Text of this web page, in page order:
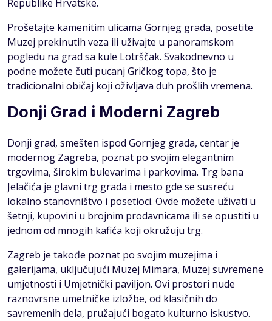
Republike Hrvatske.
Prošetajte kamenitim ulicama Gornjeg grada, posetite
Muzej prekinutih veza ili uživajte u panoramskom
pogledu na grad sa kule Lotrščak. Svakodnevno u
podne možete čuti pucanj Gričkog topa, što je
tradicionalni običaj koji oživljava duh prošlih vremena.
Donji Grad i Moderni Zagreb
Donji grad, smešten ispod Gornjeg grada, centar je
modernog Zagreba, poznat po svojim elegantnim
trgovima, širokim bulevarima i parkovima. Trg bana
Jelačića je glavni trg grada i mesto gde se susreću
lokalno stanovništvo i posetioci. Ovde možete uživati u
šetnji, kupovini u brojnim prodavnicama ili se opustiti u
jednom od mnogih kafića koji okružuju trg.
Zagreb je takođe poznat po svojim muzejima i
galerijama, uključujući Muzej Mimara, Muzej suvremene
umjetnosti i Umjetnički paviljon. Ovi prostori nude
raznovrsne umetničke izložbe, od klasičnih do
savremenih dela, pružajući bogato kulturno iskustvo.